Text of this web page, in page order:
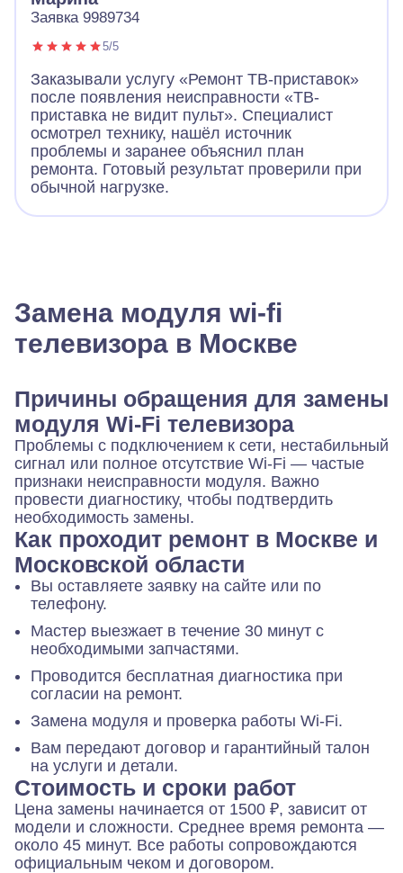
Заявка 9989734
5/5
Заказывали услугу «Ремонт ТВ-приставок»
после появления неисправности «ТВ-
приставка не видит пульт». Специалист
осмотрел технику, нашёл источник
проблемы и заранее объяснил план
ремонта. Готовый результат проверили при
обычной нагрузке.
Замена модуля wi-fi
телевизора в Москве
Причины обращения для замены
модуля Wi-Fi телевизора
Проблемы с подключением к сети, нестабильный
сигнал или полное отсутствие Wi-Fi — частые
признаки неисправности модуля. Важно
провести диагностику, чтобы подтвердить
необходимость замены.
Как проходит ремонт в Москве и
Московской области
Вы оставляете заявку на сайте или по
телефону.
Мастер выезжает в течение 30 минут с
необходимыми запчастями.
Проводится бесплатная диагностика при
согласии на ремонт.
Замена модуля и проверка работы Wi-Fi.
Вам передают договор и гарантийный талон
на услуги и детали.
Стоимость и сроки работ
Цена замены начинается от 1500 ₽, зависит от
модели и сложности. Среднее время ремонта —
около 45 минут. Все работы сопровождаются
официальным чеком и договором.